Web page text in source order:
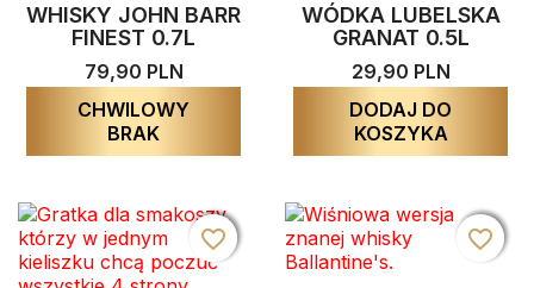
WHISKY JOHN BARR
FINEST 0.7L
79,90 PLN
CHWILOWY
BRAK
WÓDKA LUBELSKA
GRANAT 0.5L
29,90 PLN
DODAJ DO
KOSZYKA
favorite_border
favorite_border
favorite_border favorite_border
favorite_border
favorite_border